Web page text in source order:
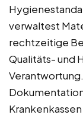
verwaltest
rechtzeitige
Qualitäts- und